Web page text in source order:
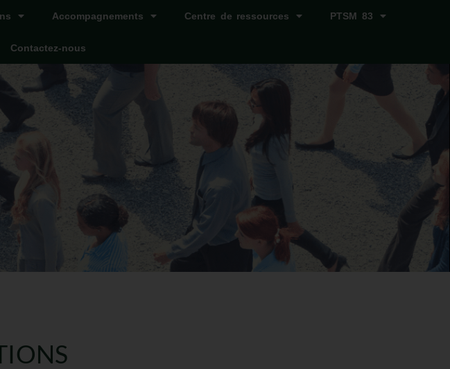
Accompagnements Centre de ressources PTSM 83
Contactez-nous